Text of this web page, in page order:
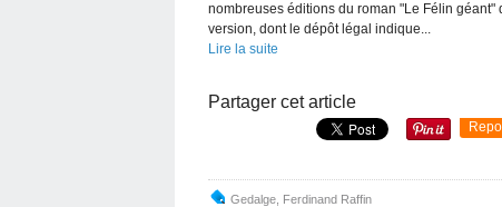
nombreuses éditions du roman "Le Félin
version, dont le dépôt légal indique...
Lire la suite
Partager cet article
Gedalge Ferdinand Raffin